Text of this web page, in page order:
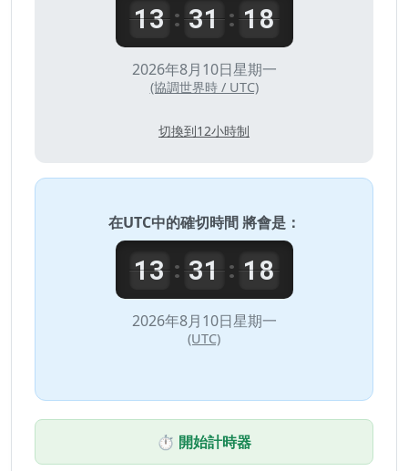
13: 31: 18
2026年8月10日星期一
(協調世界時 / UTC)
切換到12小時制
在UTC中的確切時間 將會是：
13: 31: 18
2026年8月10日星期一
(UTC)
⏱️ 開始計時器